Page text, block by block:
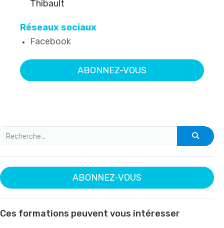
Thibault
Réseaux sociaux
Facebook
ABONNEZ-VOUS
ABONNEZ-VOUS
Ces formations peuvent vous intéresser